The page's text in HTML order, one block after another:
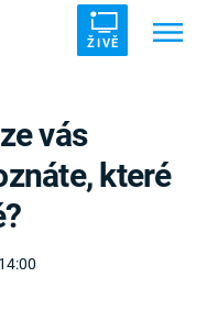
ŽIVĚ
vás
které